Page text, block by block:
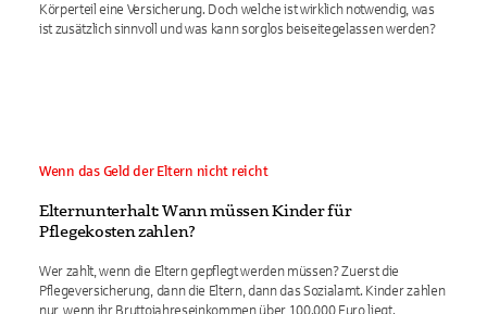
Körperteil eine Versicherung. Doch welche ist wirklich notwendig, was
ist zusätzlich sinnvoll und was kann sorglos beiseitegelassen werden?
Wenn das Geld der Eltern nicht reicht
Elternunterhalt: Wann müssen Kinder für
Pflegekosten zahlen?
Wer zahlt, wenn die Eltern gepflegt werden müssen? Zuerst die
Pflegeversicherung, dann die Eltern, dann das Sozialamt. Kinder zahlen
nur, wenn ihr Bruttojahreseinkommen über 100.000 Euro liegt.